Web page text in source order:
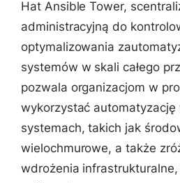
Hat Ansible Tower,
administracyjną do
optymalizowania
systemów w skali całego
pozwala organizacjom w
wykorzystać automatyzację
systemach, takich jak
wielochmurowe, a także
wdrożenia